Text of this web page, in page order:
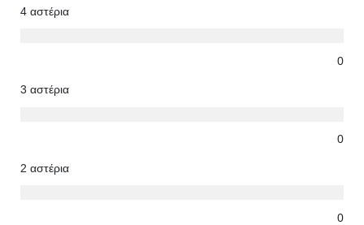
4 αστέρια
0
3 αστέρια
0
2 αστέρια
0